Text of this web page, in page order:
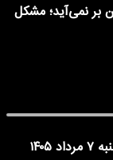
بر نمی‌آید؛ مشکل
فوری | ادارات تهران فردا چهارشنبه ۷ مرداد ۱۴۰۵